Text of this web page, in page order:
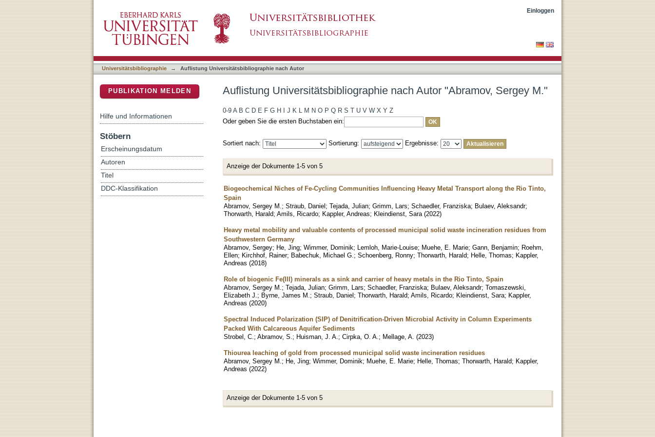
Einloggen
Universitätsbibliographie → Auflistung Universitätsbibliographie nach Autor
Auflistung Universitätsbibliographie nach Autor "Abramov, Sergey M."
0-9 A B C D E F G H J K L M N O P Q R S T U V W X Y Z
Oder geben Sie die ersten Buchstaben ein:
Sortiert nach: Sortierung: Ergebnisse:
Anzeige der Dokumente 1-5 von 5
Biogeochemical Niches of Fe-Cycling Communities Influencing Heavy Metal Transport along the Rio Tinto,
Spain
Abramov, Sergey M. ; Straub, Daniel; Tejada, Julian; Grimm, Lars; Schaedler, Franziska; Bulaev, Aleksandr;
Thorwarth, Harald; Amils, Ricardo; Kappler, Andreas; Kleindienst, Sara (2022)
Heavy metal mobility and valuable contents of processed municipal solid waste incineration residues from
Southwestern Germany
Abramov, Sergey; He, Jing; Wimmer, Dominik; Lemloh, Marie-Louise; Muehe, E. Marie; Gann, Benjamin; Roehm,
Ellen; Kirchhof, Rainer; Babechuk, Michael G. ; Schoenberg, Ronny; Thorwarth, Harald; Helle, Thomas; Kappler,
Andreas (2018)
Role of biogenic Fe(III) minerals as a sink and carrier of heavy metals in the Rio Tinto, Spain
Abramov, Sergey M. ; Tejada, Julian; Grimm, Lars; Schaedler, Franziska; Bulaev, Aleksandr; Tomaszewski,
Elizabeth J. ; Byrne, James M. ; Straub, Daniel; Thorwarth, Harald; Amils, Ricardo; Kleindienst, Sara; Kappler,
Andreas (2020)
Spectral Induced Polarization (SIP) of Denitrification-Driven Microbial Activity in Column Experiments
Packed With Calcareous Aquifer Sediments
Strobel, C. ; Abramov, S. ; Huisman, J. A. ; Cirpka, O. A. ; Mellage, A. (2023)
Thiourea leaching of gold from processed municipal solid waste incineration residues
Abramov, Sergey M. ; He, Jing; Wimmer, Dominik; Muehe, E. Marie; Helle, Thomas; Thorwarth, Harald; Kappler,
Andreas (2022)
Anzeige der Dokumente 1-5 von 5
PUBLIKATION MELDEN
Hilfe und Informationen
Stöbern
Erscheinungsdatum
Autoren
Titel
DDC-Klassifikation